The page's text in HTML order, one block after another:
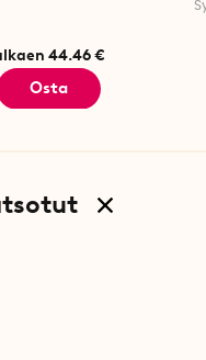
44.46 €
Osta